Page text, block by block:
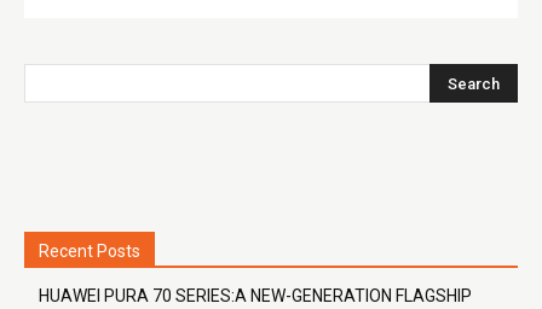
Recent Posts
HUAWEI PURA 70 SERIES:A NEW-GENERATION FLAGSHIP